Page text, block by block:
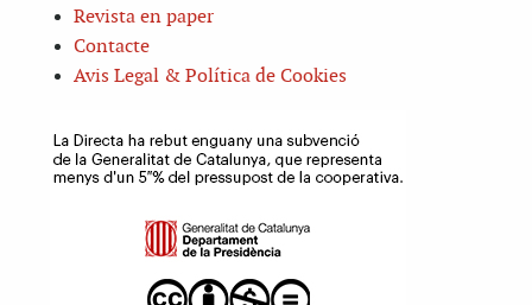
Revista en paper
Contacte
Avis Legal & Política de Cookies